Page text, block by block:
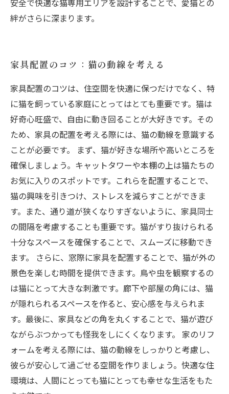
安全で快適な猫専用エリアを設計することで、愛猫との
絆がさらに深まります。
家具配置のコツ：猫の動線を考える
家具配置のコツは、住空間を快適に保つだけでなく、特
に猫を飼っている家庭にとってはとても重要です。猫は
好奇心旺盛で、自由に動き回ることが大好きです。その
ため、家具の配置を考える際には、猫の動線を意識する
ことが必要です。 まず、猫が好きな場所や高いところを
確保しましょう。キャットタワーや本棚の上は猫たちの
お気に入りのスポットです。これらを配置することで、
猫の興味を引きつけ、ストレスを減らすことができま
す。また、通り道が狭くなりすぎないように、家具同士
の間隔を考慮することも重要です。猫がすり抜けられる
十分なスペースを確保することで、スムーズに移動でき
ます。 さらに、窓際に家具を配置することで、猫が外の
景色を楽しむ時間を提供できます。鳥や虫を観察するの
は猫にとって大きな刺激です。廊下や部屋の角には、猫
が隠れられるスペースを作ると、安心感を与えられま
す。最後に、家具などの角を丸くすることで、猫が遊び
ながらぶつかっても怪我をしにくくなります。 家のリフ
ォームを考える際には、猫の動線をしっかりと考慮し、
彼らが安心して過ごせる空間を作りましょう。快適な住
環境は、人間にとっても猫にとっても幸せな生活をもた